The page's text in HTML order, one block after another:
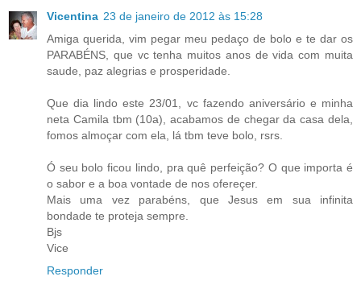
Vicentina 23 de janeiro de 2012 às 15:28
Amiga querida, vim pegar meu pedaço de bolo e te dar os
PARABÉNS, que vc tenha muitos anos de vida com muita
saude, paz alegrias e prosperidade.
Que dia lindo este 23/01, vc fazendo aniversário e minha
neta Camila tbm (10a), acabamos de chegar da casa dela,
fomos almoçar com ela, lá tbm teve bolo, rsrs.
Ó seu bolo ficou lindo, pra quê perfeição? O que importa é
o sabor e a boa vontade de nos ofereçer.
Mais uma vez parabéns, que Jesus em sua infinita
bondade te proteja sempre.
Bjs
Vice
Responder